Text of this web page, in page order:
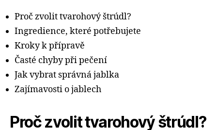
Proč zvolit tvarohový štrúdl?
Ingredience, které potřebujete
Kroky k přípravě
Časté chyby při pečení
Jak vybrat správná jablka
Zajímavosti o jablech
Proč zvolit tvarohový štrúdl?